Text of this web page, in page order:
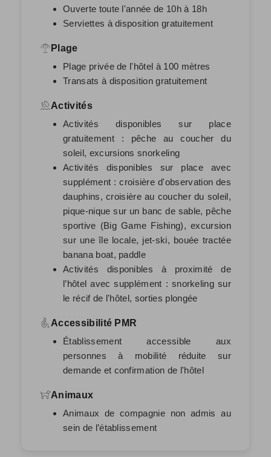
Ouverte toute l'année de 10h à 18h
Serviettes à disposition gratuitement
Plage
Plage privée de l'hôtel à 100 mètres
Transats à disposition gratuitement
Activités
Activités disponibles sur place
gratuitement : pêche au coucher du
soleil, excursions snorkeling
Activités disponibles sur place avec
supplément : croisière d'observation des
dauphins, croisière au coucher du soleil,
pique-nique sur un banc de sable, pêche
sportive (Big Game Fishing), excursion
sur une île locale, jet-ski, bouée tractée
banana boat, paddle
Activités disponibles à proximité de
l’hôtel avec supplément : snorkeling sur
le récif de l'hôtel, sorties plongée
Accessibilité PMR
Établissement accessible aux
personnes à mobilité réduite sur
demande et confirmation de l'hôtel
Animaux
Animaux de compagnie non admis au
sein de l’établissement